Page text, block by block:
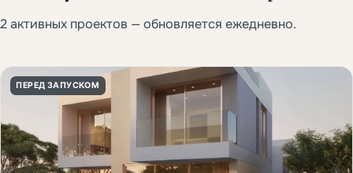
2 активных проектов — обновляется ежедневно.
ПЕРЕД ЗАПУСКОМ